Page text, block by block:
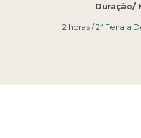
Duração/
2 horas / 2ª Feira a